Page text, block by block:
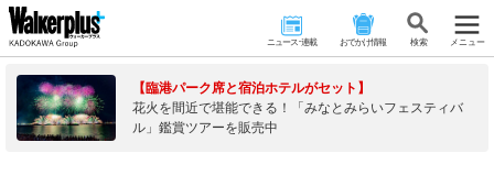
ニュース･連載 おでかけ情報 検 索 メニュー
【臨港パーク席と宿泊ホテルがセット】
花火を間近で堪能できる！「みなとみらいフェスティバ
ル」鑑賞ツアーを販売中